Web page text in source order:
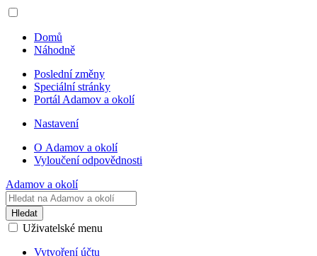
Domů
Náhodně
Poslední změny
Speciální stránky
Portál Adamov a okolí
Nastavení
O Adamov a okolí
Vyloučení odpovědnosti
Adamov a okolí
Hledat
Uživatelské menu
Vytvoření účtu